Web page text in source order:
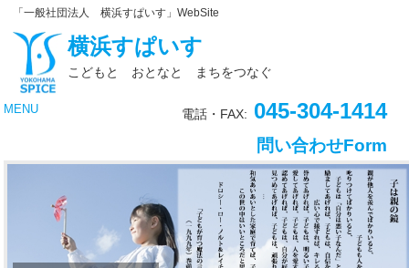
「一般社団法人 横浜すぱいす」WebSite
横浜すぱいす
こどもと おとなと まちをつなぐ
電話・FAX: 045-304-1414
問い合わせForm
MENU